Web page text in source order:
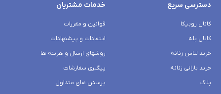
دسترسی سریع
کانال روبیکا
کانال بله
خرید لباس زنانه
خرید بارانی زنانه
بلاگ
خدمات مشتریان
قوانین و مقررات
انتقادات و پیشنهادات
روشهای ارسال و هزینه ها
پیگیری سفارشات
پرسش های متداول